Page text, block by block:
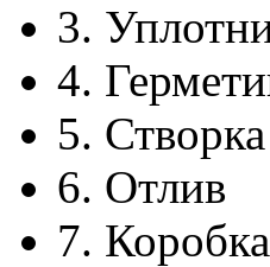
3.
4.
5.
6. Отлив
7. Коробка